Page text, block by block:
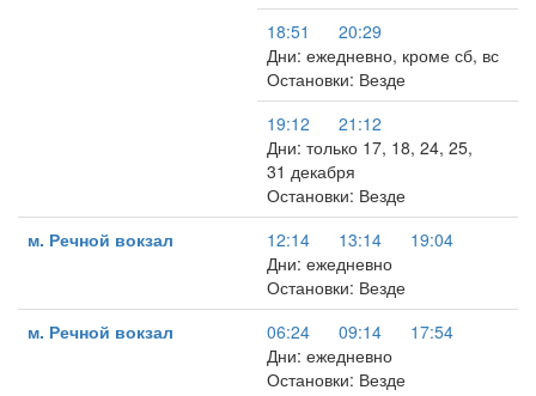
18:51
20:29
Дни: ежедневно, кроме сб, вс
Остановки: Везде
19:12
21:12
Дни: только 17, 18, 24, 25,
31 декабря
Остановки: Везде
м. Речной вокзал
12:14 13:14
19:04
Дни: ежедневно
Остановки: Везде
м. Речной вокзал
06:24 09:14
17:54
Дни: ежедневно
Остановки: Везде